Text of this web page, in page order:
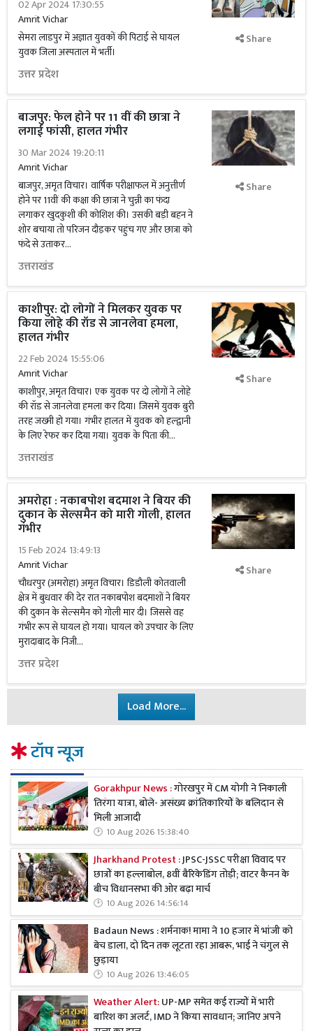
02 Apr 2024 17:30:55
Amrit Vichar
सेमरा लाडपुर में अज्ञात युवकों की पिटाई से घायल
युवक जिला अस्पताल में भर्ती।
उत्तर प्रदेश
Share
बाजपुर: फेल होने पर 11 वीं की छात्रा ने
लगाई फांसी, हालत गंभीर
30 Mar 2024 19:20:11
Amrit Vichar
बाजपुर, अमृत विचार। वार्षिक परीक्षाफल में अनुत्तीर्ण
होने पर 11वीं की कक्षा की छात्रा ने चुन्नी का फंदा
लगाकर खुदकुशी की कोशिश की। उसकी बड़ी बहन ने
शोर बचाया तो परिजन दौड़कर पहुंच गए और छात्रा को
फंदे से उताकर...
उत्तराखंड
Share
काशीपुर: दो लोगों ने मिलकर युवक पर
किया लोहे की रॉड से जानलेवा हमला,
हालत गंभीर
22 Feb 2024 15:55:06
Amrit Vichar
काशीपुर, अमृत विचार। एक युवक पर दो लोगों ने लोहे
की रॉड से जानलेवा हमला कर दिया। जिसमें युवक बुरी
तरह जख्मी हो गया। गंभीर हालत में युवक को हल्द्वानी
के लिए रेफर कर दिया गया। युवक के पिता की...
उत्तराखंड
Share
अमरोहा : नकाबपोश बदमाश ने बियर की
दुकान के सेल्समैन को मारी गोली, हालत
गंभीर
15 Feb 2024 13:49:13
Amrit Vichar
चौधरपुर (अमरोहा) अमृत विचार। डिडौली कोतवाली
क्षेत्र में बुधवार की देर रात नकाबपोश बदमाशों ने बियर
की दुकान के सेल्समैन को गोली मार दी। जिससे वह
गंभीर रूप से घायल हो गया। घायल को उपचार के लिए
मुरादाबाद के निजी...
उत्तर प्रदेश
Share
Load More...
टॉप न्यूज
Gorakhpur News :गोरखपुर में CM योगी ने निकाली
तिरंगा यात्रा, बोले- असंख्य क्रांतिकारियों के बलिदान से
मिली आजादी
10 Aug 2026 15:38:40
Jharkhand Protest :JPSC-JSSC परीक्षा विवाद पर
छात्रों का हल्लाबोल, 8वीं बैरिकेडिंग तोड़ी; वाटर कैनन के
बीच विधानसभा की ओर बढ़ा मार्च
10 Aug 2026 14:56:14
Badaun News : शर्मनाक! मामा ने 10 हजार में भांजी को
बेच डाला, दो दिन तक लूटता रहा आबरू, भाई ने चंगुल से
छुड़ाया
10 Aug 2026 13:46:05
Weather Alert:UP-MP समेत कई राज्यों में भारी
बारिश का अलर्ट, IMD ने किया सावधान; जानिए अपने